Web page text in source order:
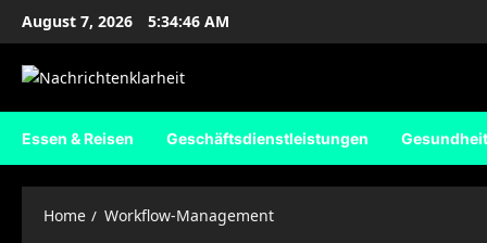
Skip
content
August 7, 2026 5:34:47 AM
Essen & Reisen Geschäftsdienstleistungen Gesundheit
Home Workflow-Management